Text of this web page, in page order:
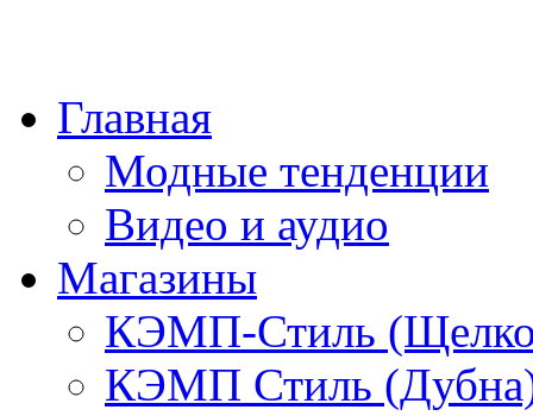
Главная
Модные тенденции
Видео и аудио
Магазины
КЭМП-Стиль
КЭМП Стиль